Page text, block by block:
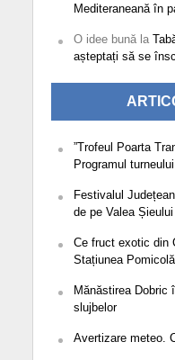
Mediteraneană în
O idee bunăla
așteptați să se
”Trofeul Poarta
Programul turneului
Festivalul
de pe Valea Șieului
Ce fruct exotic din
Stațiunea
Mănăstirea Dobric
slujbelor
Avertizare meteo.